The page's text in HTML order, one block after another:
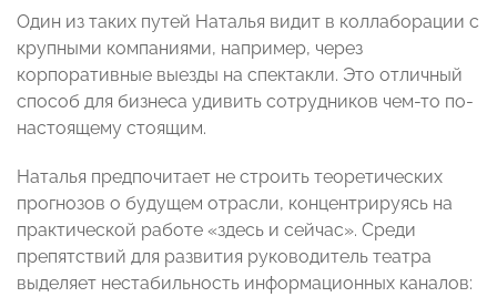
Один из таких путей Наталья видит в коллаборации с
крупными компаниями, например, через
корпоративные выезды на спектакли. Это отличный
способ для бизнеса удивить сотрудников чем-то по-
настоящему стоящим.
Наталья предпочитает не строить теоретических
прогнозов о будущем отрасли, концентрируясь на
практической работе «здесь и сейчас». Среди
препятствий для развития руководитель театра
выделяет нестабильность информационных каналов: